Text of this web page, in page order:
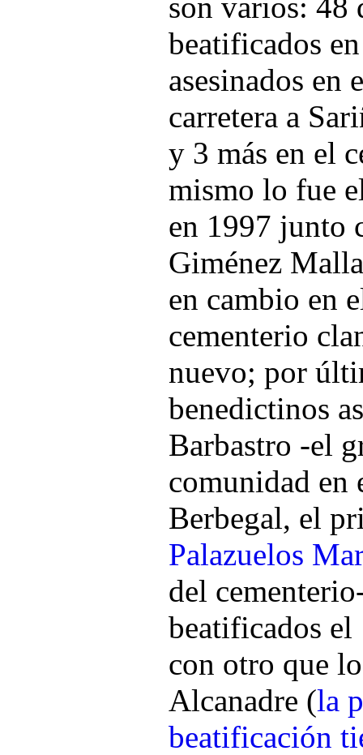
beatificados
asesinados en
carretera a
y 3 más en el
mismo lo fue
en 1997 junto
Giménez
en cambio en
cementerio
nuevo; por
benedictinos
Barbastro -el
comunidad en
Berbegal, el
Palazuelos
del
beatificados
con otro que
Alcanadre (la
beatificación